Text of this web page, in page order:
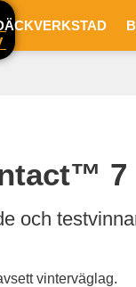
7
och
vinterväglag.